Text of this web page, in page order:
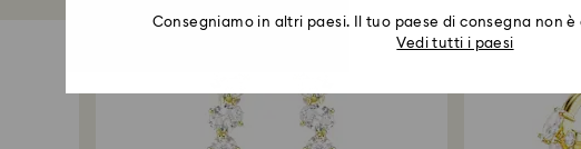
Consegniamo in altri paesi. Il tuo paese di consegna non
Vedi tutti i paesi